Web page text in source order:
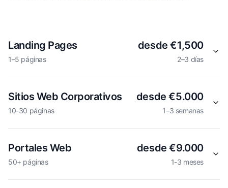
Landing Pages
1–5 páginas
desde €1,500
2–3 días
Sitios Web Corporativos
10-30 páginas
desde €5.000
1–3 semanas
Portales Web
50+ páginas
desde €9.000
1-3 meses